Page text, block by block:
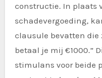
constructie. In plaats
schadevergoeding,
clausule bevatten die
betaal je mij €1000.”
stimulans voor beide